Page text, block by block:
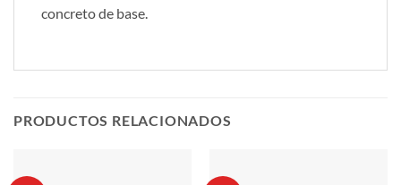
concreto de base.
PRODUCTOS RELACIONADOS